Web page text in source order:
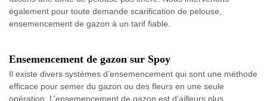
également pour toute demande scarification de pelouse,
ensemencement de gazon à un tarif fiable.
Ensemencement de gazon sur Spoy
Il existe divers systèmes d’ensemencement qui sont une méthode
efficace pour semer du gazon ou des fleurs en une seule
opération. L’ensemencement de gazon est d’ailleurs plus